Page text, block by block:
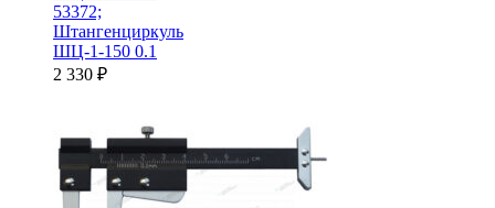
53372;
Штангенциркуль
ШЦ-1-150 0.1
2 330 ₽